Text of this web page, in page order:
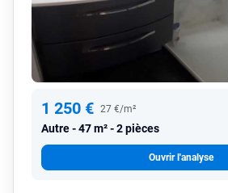
1 250 € 27 €/m²
Autre 47 m² - 2 pièces
Ouvrir l'analyse